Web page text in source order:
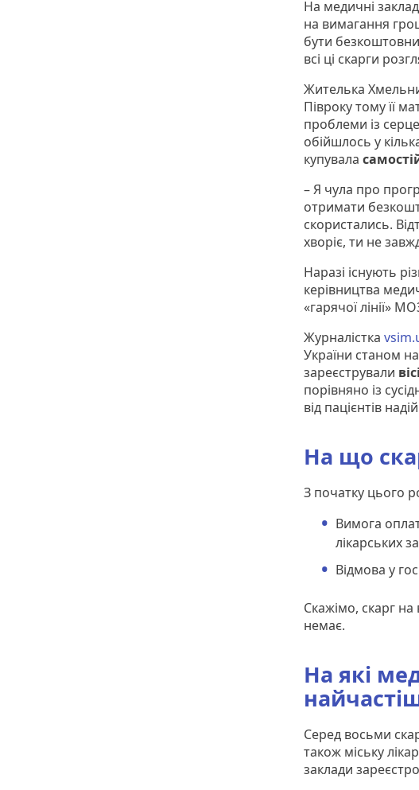
На медичні
на вимагання
бути
всі ці скарги
Жителька
Півроку тому її
проблеми із
обійшлось у
купувала
– Я чула про
отримати
скористались.
хворіє, ти не
Наразі існують
керівництва
«гарячої лінії»
Журналістка
України станом
зареєстрували
порівняно із
від пацієнтів
На що
З початку цього
Вимога
лікарських
Відмова у
Скажімо, скарг
немає.
На які
Серед восьми
також міську
заклади